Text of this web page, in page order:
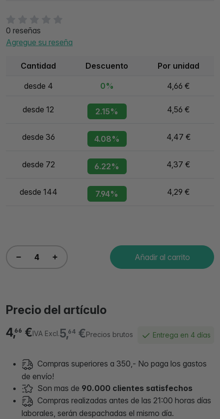
0 reseñas
Agregue su reseña
Cantidad Descuento Por unidad
desde 4 0% 4,66 €
desde 12 2.15% 4,56 €
desde 36 4.08% 4,47 €
desde 72 6.22% 4,37 €
desde 144 7.94% 4,29 €
Añadir al carrito
Precio del artículo
5,64€Precios brutos
4,66 €IVA Excl. Entrega en 4 días
Compras superiores a 350,- No paga los gastos
de envío!
Son mas de 90.000 clientes satisfechos
Compras realizadas antes de las 21:00 horas días
laborales, serán despachadas el mismo día.